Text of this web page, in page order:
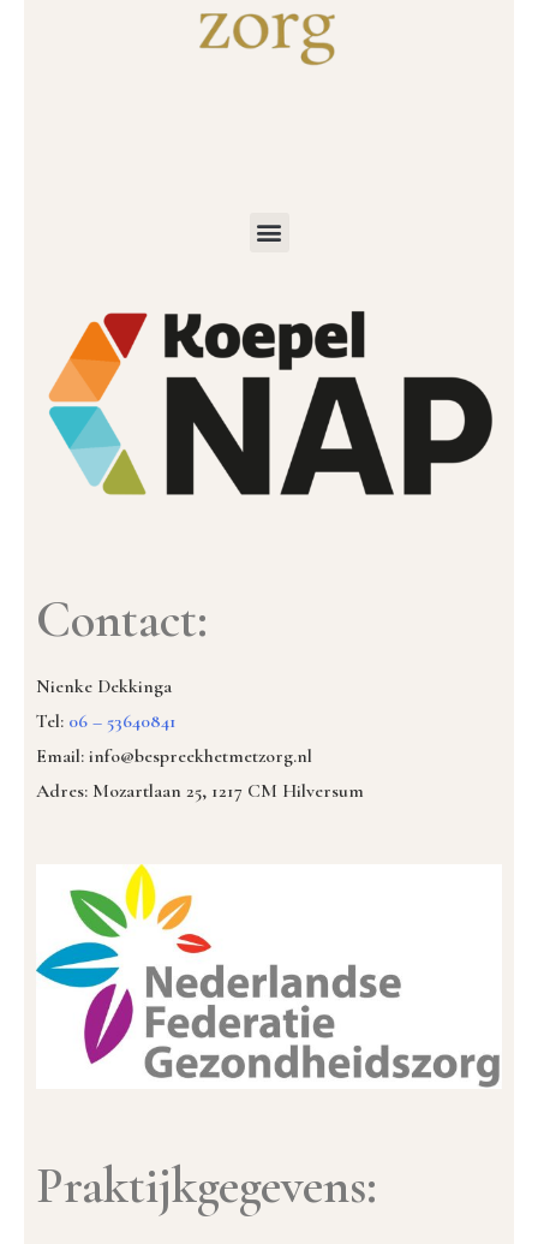
Contact:
Nienke Dekkinga
Tel: 06 – 53640841
Email: info@bespreekhetmetzorg.nl
Adres: Mozartlaan 25, 1217 CM Hilversum
Praktijkgegevens: